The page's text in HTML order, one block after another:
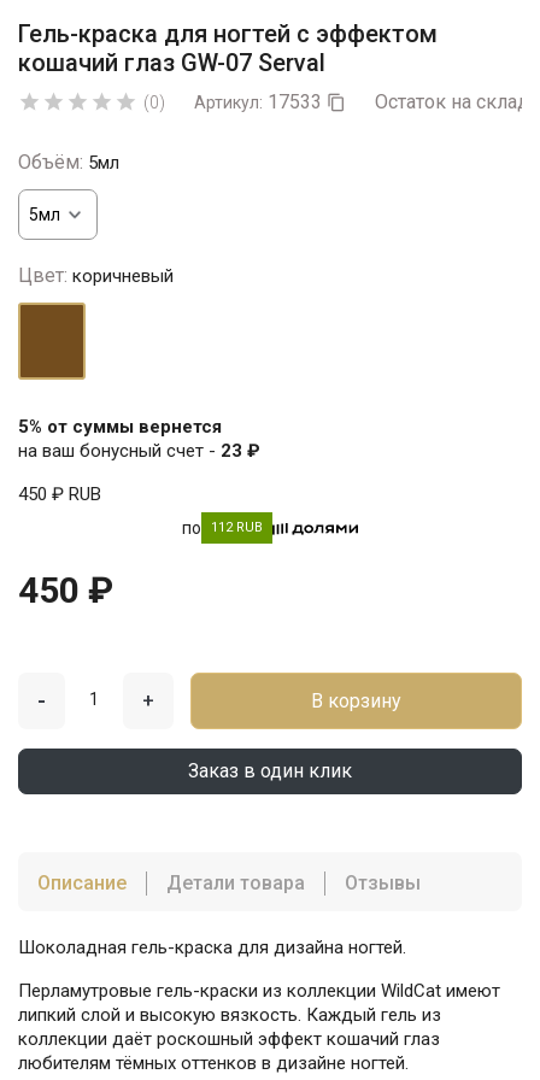
Гель-краска для ногтей с эффектом
кошачий глаз GW-07 Serval
     (0) Артикул: 17533  Остаток на
Объём: 5мл
Цвет: коричневый
5% от суммы вернется
на ваш бонусный счет - 23 ₽
450 ₽ RUB
по 112 RUB
450 ₽
- + В корзину
Заказ в один клик
Описание Детали товара Отзывы
Шоколадная гель-краска для дизайна ногтей.
Перламутровые гель-краски из коллекции WildCat имеют
липкий слой и высокую вязкость. Каждый гель из
коллекции даёт роскошный эффект кошачий глаз
любителям тёмных оттенков в дизайне ногтей.